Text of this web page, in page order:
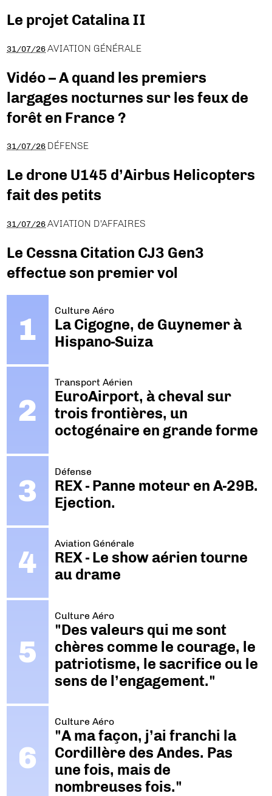
Le projet Catalina II
31/07/26 AVIATION GÉNÉRALE
Vidéo – A quand les premiers
largages nocturnes sur les feux de
forêt en France ?
31/07/26 DÉFENSE
Le drone U145 d’Airbus Helicopters
fait des petits
31/07/26 AVIATION D'AFFAIRES
Le Cessna Citation CJ3 Gen3
effectue son premier vol
Culture Aéro
La Cigogne, de Guynemer à
Hispano-Suiza
Transport Aérien
EuroAirport, à cheval sur
trois frontières, un
octogénaire en grande forme
Défense
REX - Panne moteur en A-29B.
Ejection.
Aviation Générale
REX - Le show aérien tourne
au drame
Culture Aéro
"Des valeurs qui me sont
chères comme le courage, le
patriotisme, le sacrifice ou le
sens de l’engagement."
Culture Aéro
"A ma façon, j’ai franchi la
Cordillère des Andes. Pas
une fois, mais de
nombreuses fois."